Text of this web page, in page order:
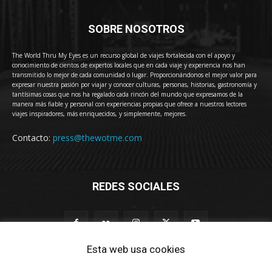
SOBRE NOSOTROS
The World Thru My Eyes es un recurso global de viajes fortalecida con el apoyo y
conocimiento de cientos de expertos locales que en cada viaje y experiencia nos han
transmitido lo mejor de cada comunidad o lugar. Proporcionándonos el mejor valor para
expresar nuestra pasión por viajar y conocer culturas, personas, historias, gastronomía y
tantísimas cosas que nos ha regalado cada rincón del mundo que expresamos de la
manera más fiable y personal con experiencias propias que ofrece a nuestros lectores
viajes inspiradores, más enriquecidos, y simplemente, mejores.
Contacto: press@thewotme.com
REDES SOCIALES
Esta web usa cookies